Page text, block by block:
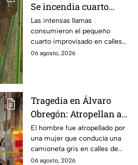
Se incendia cuarto
improvisado en la
Industrial Vallejo;
rompen cadenas para
combatir las llamas
Las intensas llamas
consumieron el pequeño
cuarto improvisado en calles
de Azcapotzalco; bomberos
06 agosto, 2026
Tragedia en Álvaro
Obregón: Atropellan a
hombre en situación de
calle y queda prensado
en San Ángel, CDMX
El hombre fue atropellado por
una mujer que conducía una
camioneta gris en calles de
San Ángel; la responsable ya
06 agosto, 2026